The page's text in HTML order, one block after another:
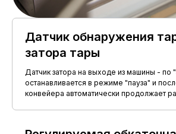
Плотность БОПП-плёнки
этикетки
Диаметр рулона этикетки
Втулка бобины этикеток
должен располагаться на
Датчик обнаружения
затора тары
Датчик затора на выходе из машины - по
останавливается в режиме "пауза" и
конвейера автоматически продолжает